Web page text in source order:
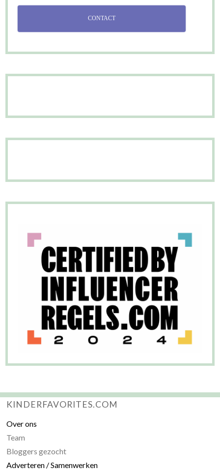
CONTACT
KINDERFAVORITES.COM
Over ons
Team
Bloggers gezocht
Adverteren / Samenwerken